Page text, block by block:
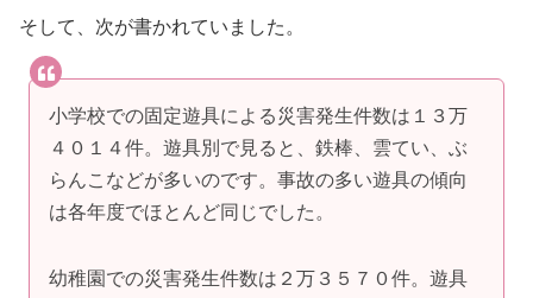
そして、次が書かれていました。
小学校での固定遊具による災害発生件数は１３万
４０１４件。遊具別で見ると、鉄棒、雲てい、ぶ
らんこなどが多いのです。事故の多い遊具の傾向
は各年度でほとんど同じでした。
幼稚園での災害発生件数は２万３５７０件。遊具